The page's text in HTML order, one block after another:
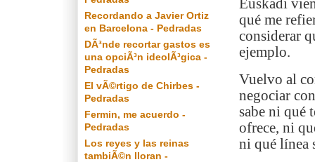
Euskadi
qué me
considerar
ejemplo.
Vuelvo al
negociar
sabe ni qué
ofrece, ni
ni qué línea
Recordando a Javier Ortiz
en Barcelona - Pedradas
DÃ³nde recortar gastos es
una opciÃ³n ideolÃ³gica -
Pedradas
El vÃ©rtigo de Chirbes -
Pedradas
Fermin, me acuerdo -
Pedradas
Los reyes y las reinas
tambiÃ©n lloran -